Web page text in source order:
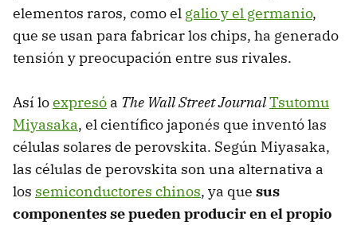
elementos raros, como el galio y el germanio,
que se usan para fabricar los chips, ha generado
tensión y preocupación entre sus rivales.
Así loexpresó a The Wall Street JournalTsutomu
Miyasaka, el científico japonés que inventó las
células solares de perovskita. Según Miyasaka,
las células de perovskita son una alternativa a
los semiconductores chinos, ya que sus
componentesse pueden producir en el propio